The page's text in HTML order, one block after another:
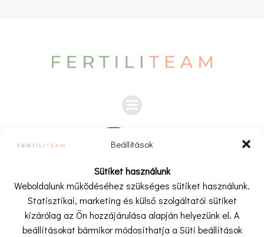
Beállítások
Sütiket használunk
Weboldalunk működéséhez szükséges sütiket használunk.
Statisztikai, marketing és külső szolgáltatói sütiket
kizárólag az Ön hozzájárulása alapján helyezünk el. A
beállításokat bármikor módosíthatja a Süti beállítások
A weboldalon és a kapcsolódó videókban, cikkekben,
bejegyzésekben megjelenő információk kizárólag tájákoztató
és ismeretterjesztő célt szolgálnak.
A tartalom nem minősül orvosi tanácsadásnak, diagnózisnak
vagy kezelésre vonatkozó javaslatnak, és nem helyettesíti az